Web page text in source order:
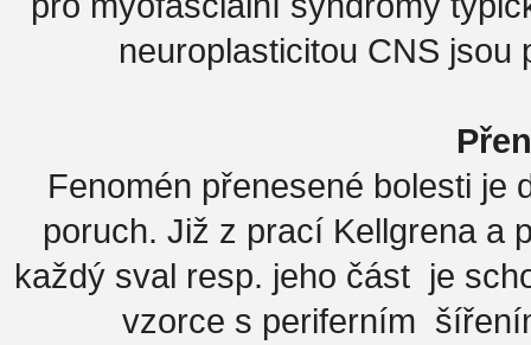
neuroplasticitou CNS
Fenomén přenesené bolesti
poruch. Již z prací Kellgrena a
každý sval resp. jeho část je
vzorce s periferním